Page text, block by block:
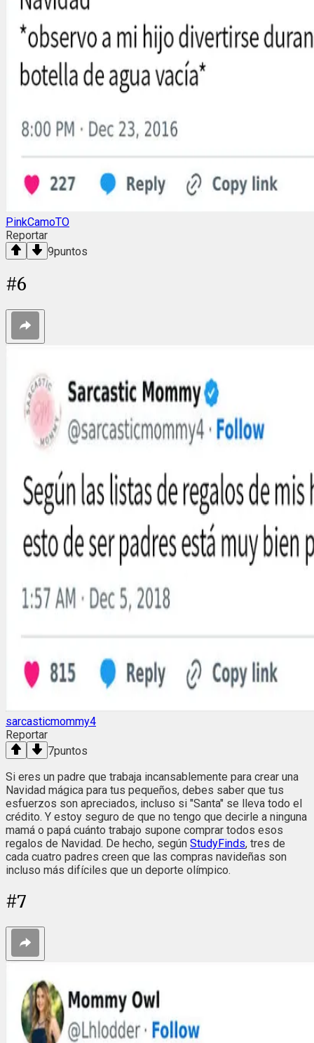
PinkCamoTO
Reportar
9puntos
#6
sarcasticmommy4
Reportar
7puntos
Si eres un padre que trabaja incansablemente para crear una
Navidad mágica para tus pequeños, debes saber que tus
esfuerzos son apreciados, incluso si "Santa" se lleva todo el
crédito. Y estoy seguro de que no tengo que decirle a ninguna
mamá o papá cuánto trabajo supone comprar todos esos
regalos de Navidad. De hecho, según StudyFinds, tres de
cada cuatro padres creen que las compras navideñas son
incluso más difíciles que un deporte olímpico.
#7